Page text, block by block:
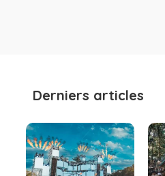
Derniers articles